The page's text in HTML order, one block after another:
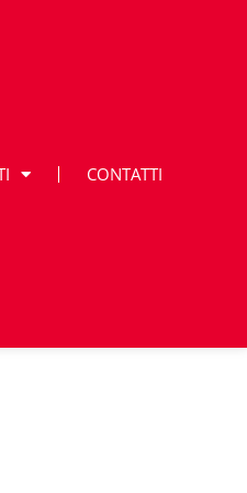
CONTATTI